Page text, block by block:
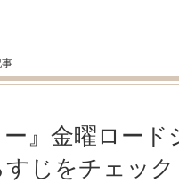
ー』金曜ロー
じをチェック